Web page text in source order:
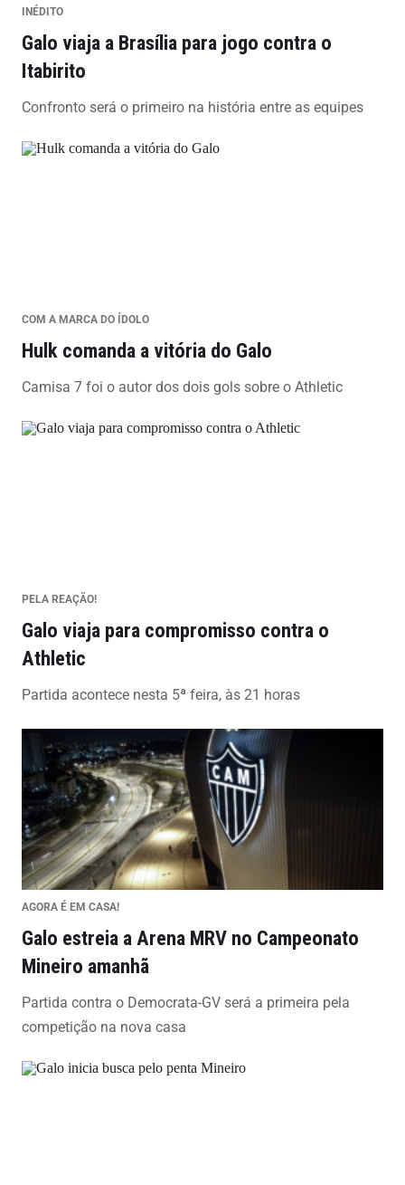
INÉDITO
Galo viaja a Brasília para jogo contra o
Itabirito
Confronto será o primeiro na história entre as equipes
COM A MARCA DO ÍDOLO
Hulk comanda a vitória do Galo
Camisa 7 foi o autor dos dois gols sobre o Athletic
PELA REAÇÃO!
Galo viaja para compromisso contra o
Athletic
Partida acontece nesta 5ª feira, às 21 horas
AGORA É EM CASA!
Galo estreia a Arena MRV no Campeonato
Mineiro amanhã
Partida contra o Democrata-GV será a primeira pela
competição na nova casa